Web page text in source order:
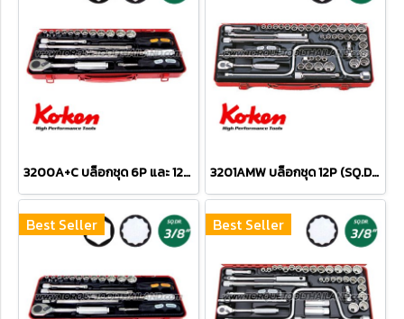
3200A+C บล็อกชุด 6P และ 12P (SQ.DR.3/8") Socket Set 3201AMW บล็อกชุด 12P (SQ.DR.3/8") Socket Set
Best Seller Best Seller